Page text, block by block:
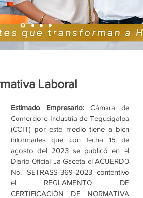
Laboral
Estimado Empresario: Cámara de
Comercio e Industria de Tegucigalpa
(CCIT) por este medio tiene a bien
informarles que con fecha 15 de
agosto del 2023 se publicó en el
Diario Oficial La Gaceta el ACUERDO
No. SETRASS-369-2023 contentivo
el REGLAMENTO DE
CERTIFICACIÓN DE NORMATIVA